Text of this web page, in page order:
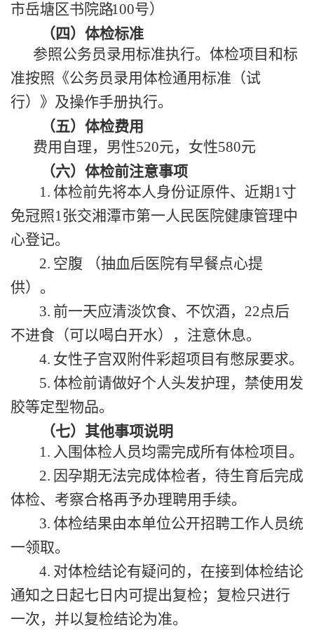
市岳塘区书院路100号）
（四） 体检标准
参照公务员录用标准执行。体检项目和标
准按照《公务员录用体检通用标准（试
行）》及操作手册执行。
（五） 体检费用
费用自理，男性520元，女性580元
（六） 体检前注意事项
1. 体检前先将本人身份证原件、近期 1寸
免冠照1张交湘潭市第一人民医院健康管理中
心登记。
2. 空腹
（抽血后医院有早餐点心提
供）。
3. 前一天应清淡饮食、不饮酒， 22点后
不进食（可以喝白开水），注意休息。
4. 女性子宫双附件彩超项目有憋尿要求。
5. 体检前请做好个人头发护理，禁使用发
胶等定型物品。
（七） 其他事项说明
1. 入围体检人员均需完成所有体检项目。
2. 因孕期无法完成体检者，待生育后完成
体检、考察合格再予办理聘用手续。
3. 体检结果由本单位公开招聘工作人员统
一领取。
4. 对体检结论有疑问的，在接到体检结论
通知之日起七日内可提出复检；复检只进行
一次，并以复检结论为准。